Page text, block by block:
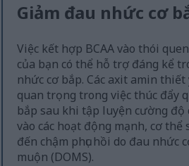
Giảm đau nhức cơ
Việc kết hợp BCAA vào thói
của bạn có thể hỗ trợ đáng kể
nhức cơ bắp. Các axit amin
quan trọng trong việc thúc đẩy
bắp sau khi tập luyện cường độ
vào các hoạt động mạnh, cơ thể
đến chậm phục hồi do đau nhức
muộn (DOMS).